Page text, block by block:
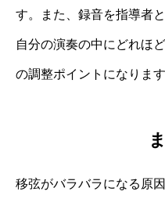
す。また、録音を指導者
自分の演奏の中にどれほ
の調整ポイントになります
移弦がバラバラになる原